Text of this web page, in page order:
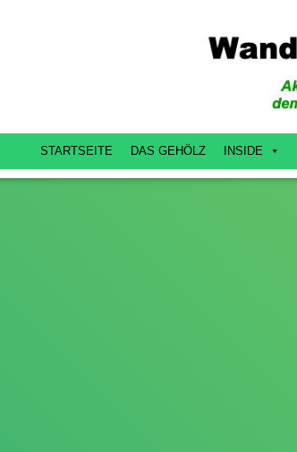
STARTSEITE DAS GEHÖLZ INSIDE